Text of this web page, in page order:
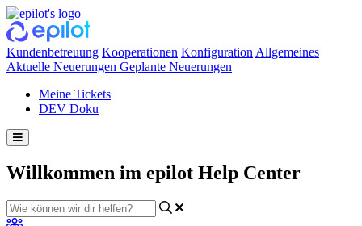
Kundenbetreuung Kooperationen Konfiguration Allgemeines
Aktuelle Neuerungen Geplante Neuerungen
Meine Tickets
DEV Doku
Willkommen im epilot Help Center